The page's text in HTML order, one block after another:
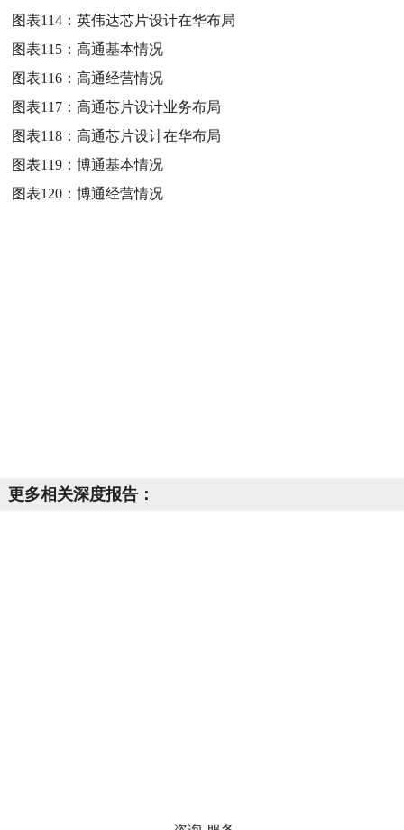
图表114：英伟达芯片设计在华布局
图表115：高通基本情况
图表116：高通经营情况
图表117：高通芯片设计业务布局
图表118：高通芯片设计在华布局
图表119：博通基本情况
图表120：博通经营情况
更多相关深度报告：